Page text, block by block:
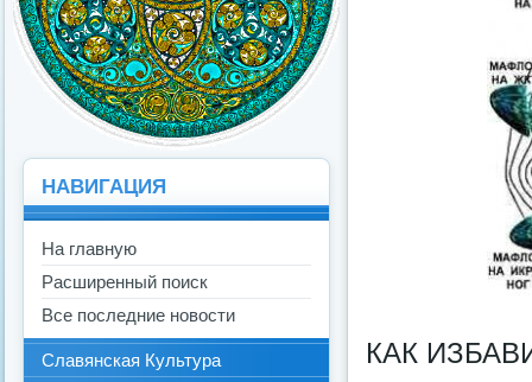
КАК
НАВИГАЦИЯ
На главную
Расширенный поиск
Все последние новости
Славянская Культура